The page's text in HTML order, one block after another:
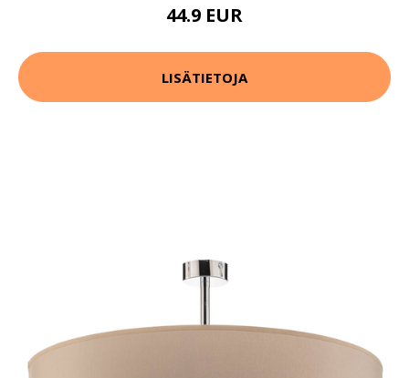
44.9 EUR
LISÄTIETOJA